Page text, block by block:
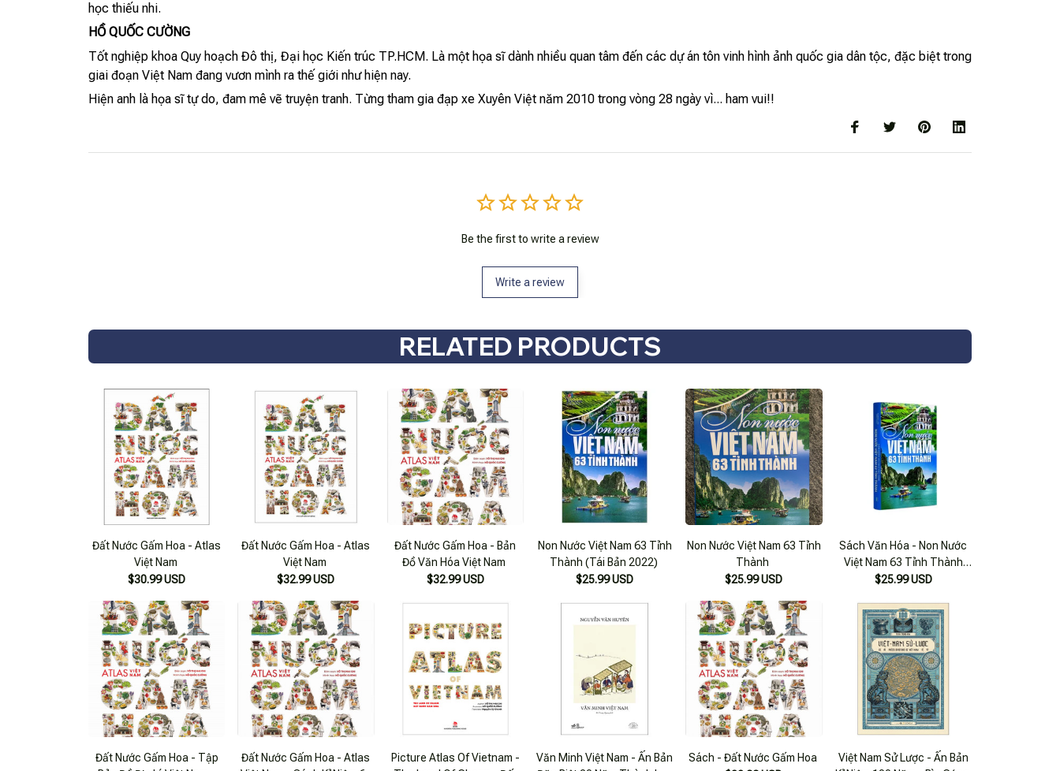
học thiếu nhi.
HỒ QUỐC CƯỜNG
Tốt nghiệp khoa Quy hoạch Đô thị, Đại học Kiến trúc TP.HCM. Là một họa sĩ dành nhiều quan tâm đến các dự án tôn vinh hình ảnh quốc gia dân tộc, đặc biệt trong
giai đoạn Việt Nam đang vươn mình ra thế giới như hiện nay.
Hiện anh là họa sĩ tự do, đam mê vẽ truyện tranh. Từng tham gia đạp xe Xuyên Việt năm 2010 trong vòng 28 ngày vì... ham vui!!
Be the first to write a review
Write a review
RELATED PRODUCTS
Đất Nước Gấm Hoa - Atlas
Việt Nam
$30.99 USD
Đất Nước Gấm Hoa - Atlas
Việt Nam
$32.99 USD
Đất Nước Gấm Hoa - Bản
Đồ Văn Hóa Việt Nam
$32.99 USD
Non Nước Việt Nam 63 Tỉnh
Thành (Tái Bản 2022)
$25.99 USD
Non Nước Việt Nam 63 Tỉnh
Thành
$25.99 USD
Sách Văn Hóa - Non Nước
Việt Nam 63 Tỉnh Thành
(Tái Bản)
$25.99 USD
Đất Nước Gấm Hoa - Tập
Đất Nước Gấm Hoa - Atlas
Picture Atlas Of Vietnam -
Văn Minh Việt Nam - Ấn Bản
Sách - Đất Nước Gấm Hoa
Việt Nam Sử Lược - Ấn Bản